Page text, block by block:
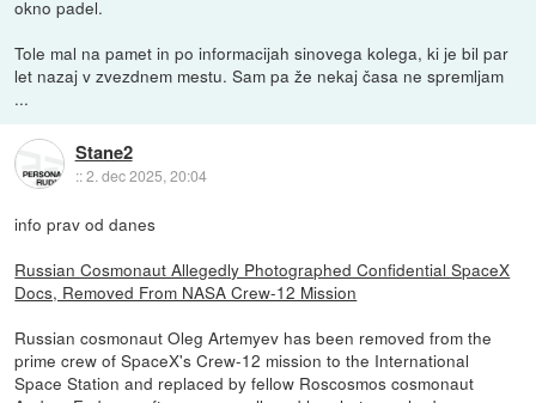
okno padel.
Tole mal na pamet in po informacijah sinovega kolega, ki je bil par
let nazaj v zvezdnem mestu. Sam pa že nekaj časa ne spremljam
...
Stane2
::2. dec 2025, 20:04
info prav od danes
Russian Cosmonaut Allegedly Photographed Confidential SpaceX
Docs, Removed From NASA Crew-12 Mission
Russian cosmonaut Oleg Artemyev has been removed from the
prime crew of SpaceX's Crew-12 mission to the International
Space Station and replaced by fellow Roscosmos cosmonaut